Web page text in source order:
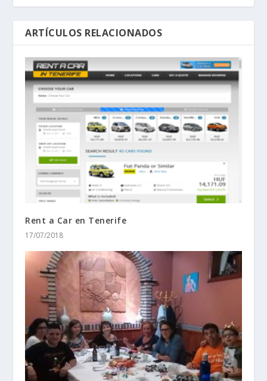
ARTÍCULOS RELACIONADOS
Rent a Car en Tenerife
17/07/2018